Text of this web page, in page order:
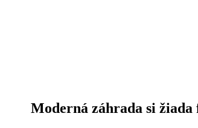
Moderná záhrada si